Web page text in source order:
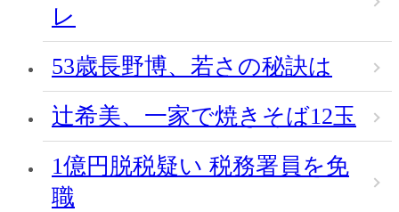
レ
53歳長野博、若さの秘訣は
辻希美、一家で焼きそば12玉
1億円脱税疑い 税務署員を免
職